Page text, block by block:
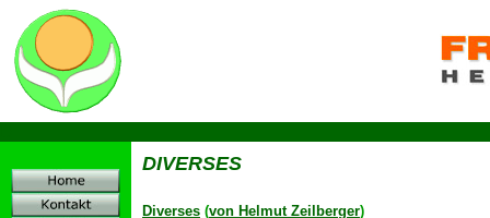
DIVERSES
Diverses (von Helmut Zeilberger)